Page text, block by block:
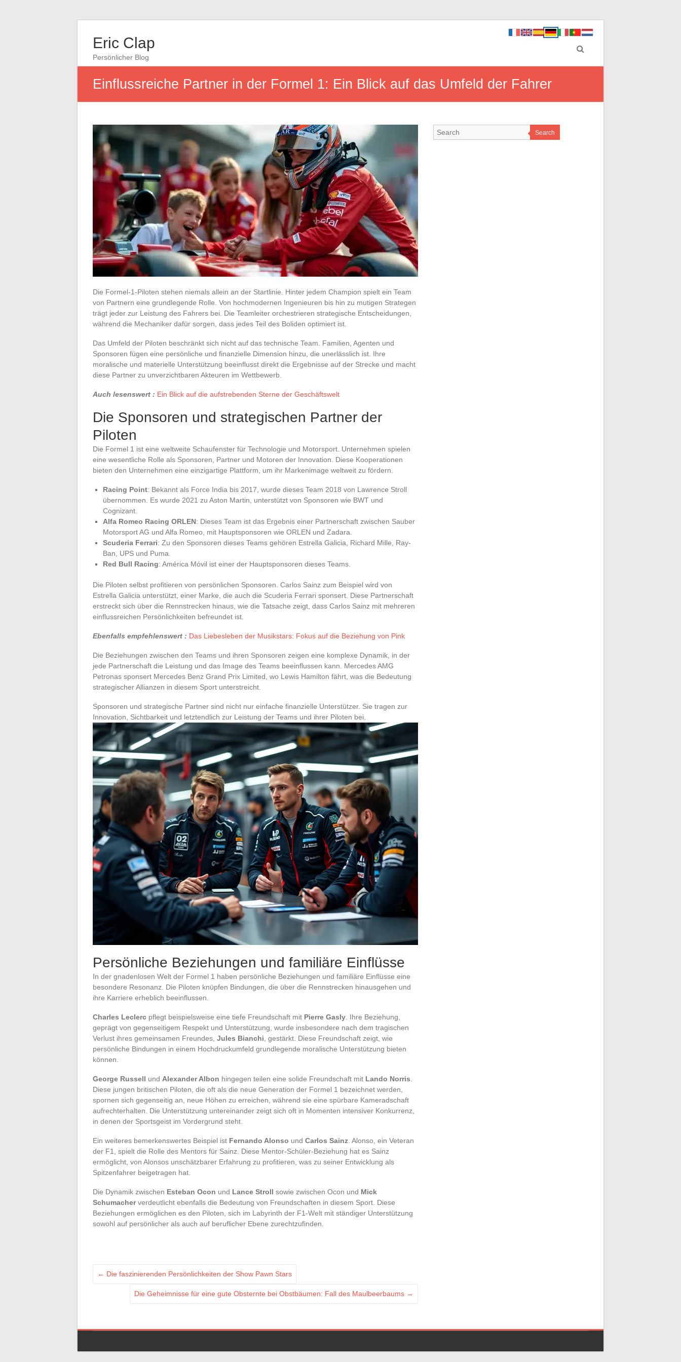
Eric Clap
Persönlicher Blog
Einflussreiche Partner in der Formel 1: Ein Blick auf das Umfeld der Fahrer
Die Formel-1-Piloten stehen niemals allein an der Startlinie. Hinter jedem Champion spielt ein Team
von Partnern eine grundlegende Rolle. Von hochmodernen Ingenieuren bis hin zu mutigen Strategen
trägt jeder zur Leistung des Fahrers bei. Die Teamleiter orchestrieren strategische Entscheidungen,
während die Mechaniker dafür sorgen, dass jedes Teil des Boliden optimiert ist.
Das Umfeld der Piloten beschränkt sich nicht auf das technische Team. Familien, Agenten und
Sponsoren fügen eine persönliche und finanzielle Dimension hinzu, die unerlässlich ist. Ihre
moralische und materielle Unterstützung beeinflusst direkt die Ergebnisse auf der Strecke und macht
diese Partner zu unverzichtbaren Akteuren im Wettbewerb.
Auch lesenswert : Ein Blick auf die aufstrebenden Sterne der Geschäftswelt
Die Sponsoren und strategischen Partner der
Piloten
Die Formel 1 ist eine weltweite Schaufenster für Technologie und Motorsport. Unternehmen spielen
eine wesentliche Rolle als Sponsoren, Partner und Motoren der Innovation. Diese Kooperationen
bieten den Unternehmen eine einzigartige Plattform, um ihr Markenimage weltweit zu fördern.
Racing Point: Bekannt als Force India bis 2017, wurde dieses Team 2018 von Lawrence Stroll
übernommen. Es wurde 2021 zu Aston Martin, unterstützt von Sponsoren wie BWT und
Cognizant.
Alfa Romeo Racing ORLEN: Dieses Team ist das Ergebnis einer Partnerschaft zwischen Sauber
Motorsport AG und Alfa Romeo, mit Hauptsponsoren wie ORLEN und Zadara.
Scuderia Ferrari: Zu den Sponsoren dieses Teams gehören Estrella Galicia, Richard Mille, Ray-
Ban, UPS und Puma.
Red Bull Racing: América Móvil ist einer der Hauptsponsoren dieses Teams.
Die Piloten selbst profitieren von persönlichen Sponsoren. Carlos Sainz zum Beispiel wird von
Estrella Galicia unterstützt, einer Marke, die auch die Scuderia Ferrari sponsert. Diese Partnerschaft
erstreckt sich über die Rennstrecken hinaus, wie die Tatsache zeigt, dass Carlos Sainz mit mehreren
einflussreichen Persönlichkeiten befreundet ist.
Ebenfalls empfehlenswert : Das Liebesleben der Musikstars: Fokus auf die Beziehung von Pink
Die Beziehungen zwischen den Teams und ihren Sponsoren zeigen eine komplexe Dynamik, in der
jede Partnerschaft die Leistung und das Image des Teams beeinflussen kann. Mercedes AMG
Petronas sponsert Mercedes Benz Grand Prix Limited, wo Lewis Hamilton fährt, was die Bedeutung
strategischer Allianzen in diesem Sport unterstreicht.
Sponsoren und strategische Partner sind nicht nur einfache finanzielle Unterstützer. Sie tragen zur
Innovation, Sichtbarkeit und letztendlich zur Leistung der Teams und ihrer Piloten bei.
Persönliche Beziehungen und familiäre Einflüsse
In der gnadenlosen Welt der Formel 1 haben persönliche Beziehungen und familiäre Einflüsse eine
besondere Resonanz. Die Piloten knüpfen Bindungen, die über die Rennstrecken hinausgehen und
ihre Karriere erheblich beeinflussen.
Charles Leclerc pflegt beispielsweise eine tiefe Freundschaft mit Pierre Gasly . Ihre Beziehung,
geprägt von gegenseitigem Respekt und Unterstützung, wurde insbesondere nach dem tragischen
Verlust ihres gemeinsamen Freundes, Jules Bianchi , gestärkt. Diese Freundschaft zeigt, wie
persönliche Bindungen in einem Hochdruckumfeld grundlegende moralische Unterstützung bieten
können.
George Russell und Alexander Albon hingegen teilen eine solide Freundschaft mit Lando Norris
Diese jungen britischen Piloten, die oft als die neue Generation der Formel 1 bezeichnet werden,
spornen sich gegenseitig an, neue Höhen zu erreichen, während sie eine spürbare Kameradschaft
aufrechterhalten. Die Unterstützung untereinander zeigt sich oft in Momenten intensiver Konkurrenz,
in denen der Sportsgeist im Vordergrund steht.
Ein weiteres bemerkenswertes Beispiel ist Fernando Alonso und Carlos Sainz . Alonso, ein Veteran
der F1, spielt die Rolle des Mentors für Sainz. Diese Mentor-Schüler-Beziehung hat es Sainz
ermöglicht, von Alonsos unschätzbarer Erfahrung zu profitieren, was zu seiner Entwicklung als
Spitzenfahrer beigetragen hat.
Die Dynamik zwischen Esteban Ocon und Lance Stroll sowie zwischen Ocon und Mick
Schumacherverdeutlicht ebenfalls die Bedeutung von Freundschaften in diesem Sport. Diese
Beziehungen ermöglichen es den Piloten, sich im Labyrinth der F1-Welt mit ständiger Unterstützung
sowohl auf persönlicher als auch auf beruflicher Ebene zurechtzufinden.
← Die faszinierenden Persönlichkeiten der Show Pawn Stars
Die Geheimnisse für eine gute Obsternte bei Obstbäumen: Fall des Maulbeerbaums →
Search